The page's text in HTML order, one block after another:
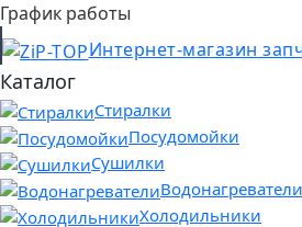
График работы
Интернет-магазин
Каталог
Стиралки
Посудомойки
Сушилки
Водонагреватели
Холодильники